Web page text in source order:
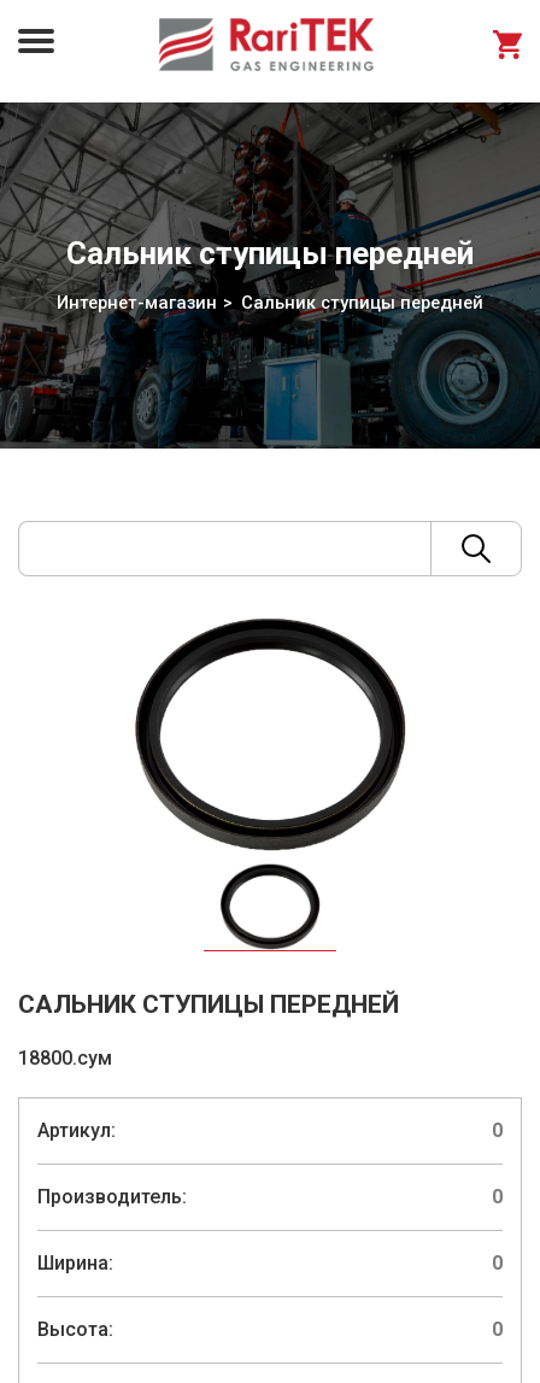
Сальник ступицы передней
Интернет-магазин Сальник ступицы передней
САЛЬНИК СТУПИЦЫ ПЕРЕДНЕЙ
18800.сум
Артикул: 0
Производитель: 0
Ширина: 0
Высота: 0